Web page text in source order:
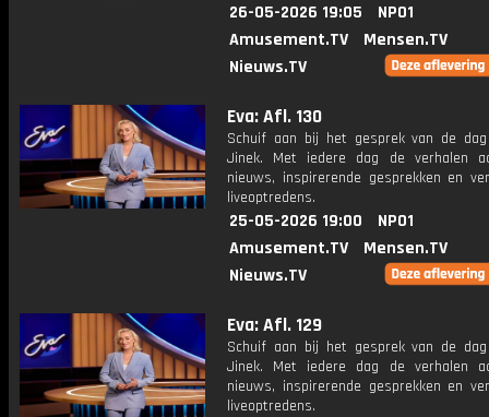
26-05-2026 19:05
NPO1
Amusement.TV
Mensen.TV
Nieuws.TV
Eva: Afl. 130
Schuif aan bij het gesprek van de
Jinek. Met iedere dag de verhalen
nieuws, inspirerende gesprekken en
liveoptredens.
25-05-2026 19:00
NPO1
Amusement.TV
Mensen.TV
Nieuws.TV
Eva: Afl. 129
Schuif aan bij het gesprek van de
Jinek. Met iedere dag de verhalen
nieuws, inspirerende gesprekken en
liveoptredens.